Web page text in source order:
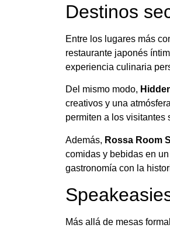
Destinos
Entre los lugares más
restaurante japonés
experiencia culinaria
Del mismo modo,
creativos y una
permiten a los visitantes
Además, Rossa Room
comidas y bebidas en
gastronomía con la
Más allá de mesas